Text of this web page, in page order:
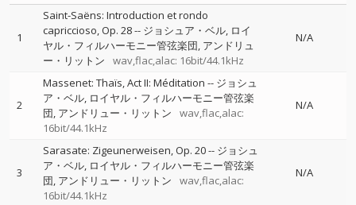
1
Saint-Saëns: Introduction et rondo
capriccioso, Op. 28-- ジョシュア・ベル ロイ
ヤル・フィルハーモニー管弦楽団 アンドリュ
ー・リットン
wav,flac,alac: 16bit/44.1kHz
N/A
2
Massenet: Thaïs, Act II: Méditation -- ジョシュ
ア・ベル ロイヤル・フィルハーモニー管弦楽
団 アンドリュー・リットン
wav,flac,alac:
16bit/44.1kHz
N/A
3
Sarasate: Zigeunerweisen, Op. 20-- ジョシュ
ア・ベル ロイヤル・フィルハーモニー管弦楽
団 アンドリュー・リットン
wav,flac,alac:
16bit/44.1kHz
N/A